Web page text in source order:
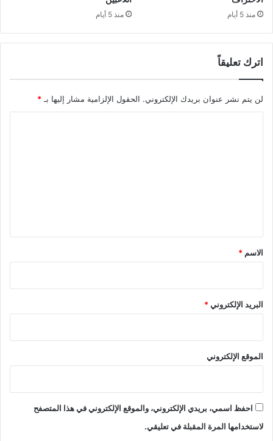
منذ 5 أيام منذ 5 أيام
اترك تعليقاً
لن يتم نشر عنوان بريدك الإلكتروني. الحقول الإلزامية مشار إليها بـ *
*
الاسم *
البريد الإلكتروني*
الموقع الإلكتروني
احفظ اسمي، بريدي الإلكتروني، والموقع الإلكتروني في هذا المتصفح
لاستخدامها المرة المقبلة في تعليقي.